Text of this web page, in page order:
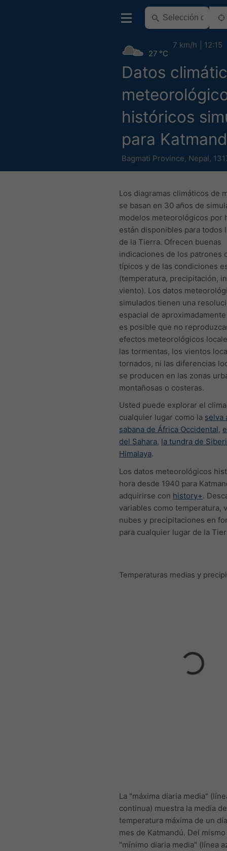
Datos
históricos
para
Bagmati Province, Nepal,
27 °C
7 km/h 12:15
Los diagramas climáticos de
se basan en 30 años de
modelos meteorológicos por
están disponibles para todos
de la Tierra. Ofrecen buenas
indicaciones de los patrones
típicos y de las condiciones
(temperatura, precipitación,
viento). Los datos
simulados tienen una
espacial de
es posible que no
efectos meteorológicos
las tormentas, los vientos
tornados, ni las diferencias
se producen en las zonas
montañosas o costeras.
Usted puede explorar el
cualquier lugar como la selva
sabana de África Occidental,
del Sahara, la tundra de
Himalaya.
Los datos meteorológicos
hora desde 1940 para
adquirirse con history+.
variables como temperatura,
nubes y precipitaciones en
para cualquier lugar de la
Temperaturas medias y
La "máxima diaria media"
continua) muestra la media
temperatura máxima de un
mes de Katmandú. Del
"mínimo diaria media" (línea